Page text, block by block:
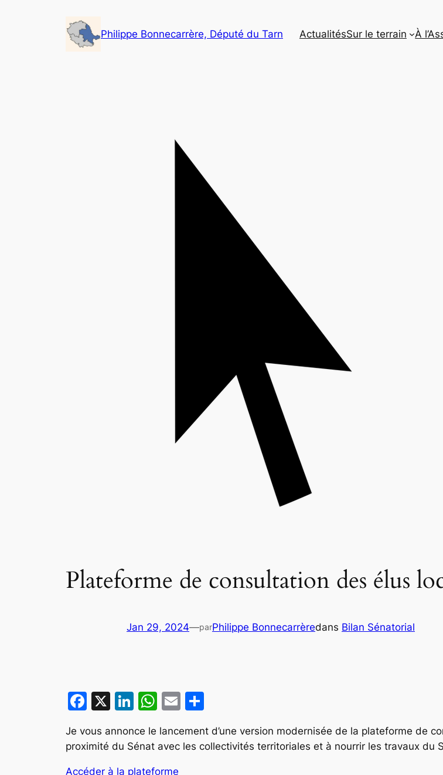
Philippe Bonnecarrère, Député du Tarn ActualitésSur le terrain À
Plateforme de consultation des élus
Jan 29, 2024—parPhilippe Bonnecarrèredans Bilan Sénatorial
Facebook
X LinkedIn
WhatsApp
Email
Je vous annonce le lancement d’une version modernisée de la plateforme de
proximité du Sénat avec les collectivités territoriales et à nourrir les travaux du
Accéder à la plateforme